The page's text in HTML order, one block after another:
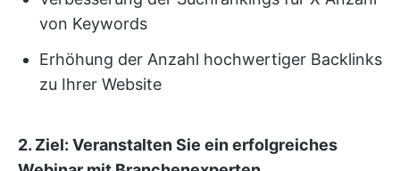
von Keywords
Erhöhung der Anzahl hochwertiger Backlinks
zu Ihrer Website
2. Ziel: Veranstalten Sie ein erfolgreiches